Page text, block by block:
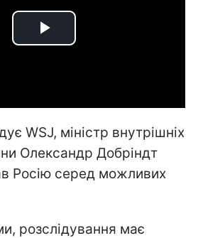
Play
WSJ, міністр внутрішніх
Олександр Добріндт
Росію серед можливих
розслідування має